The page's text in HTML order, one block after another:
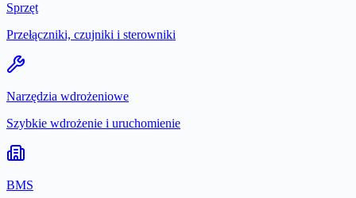
Sprzęt
Przełączniki, czujniki i sterowniki
Narzędzia wdrożeniowe
Szybkie wdrożenie i uruchomienie
BMS